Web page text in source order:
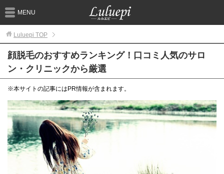
MENU
Luluepi TOP
顔脱毛のおすすめランキング！口コミ人気のサロ
ン・クリニックから厳選
※本サイトの記事にはPR情報が含まれます。